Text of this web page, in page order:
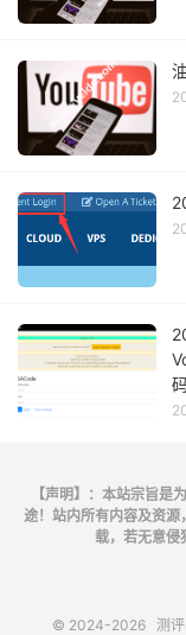
【声明】：本站宗旨是
途！站内所有内容及资
载，若无意侵
© 2024-2026 测